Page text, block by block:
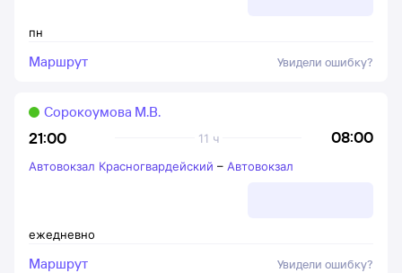
пн
Маршрут Увидели ошибку?
21:00 08:00
11 ч
Сорокоумова М.В.
ежедневно
Автовокзал Красногвардейский – Автовокзал
Маршрут Увидели ошибку?